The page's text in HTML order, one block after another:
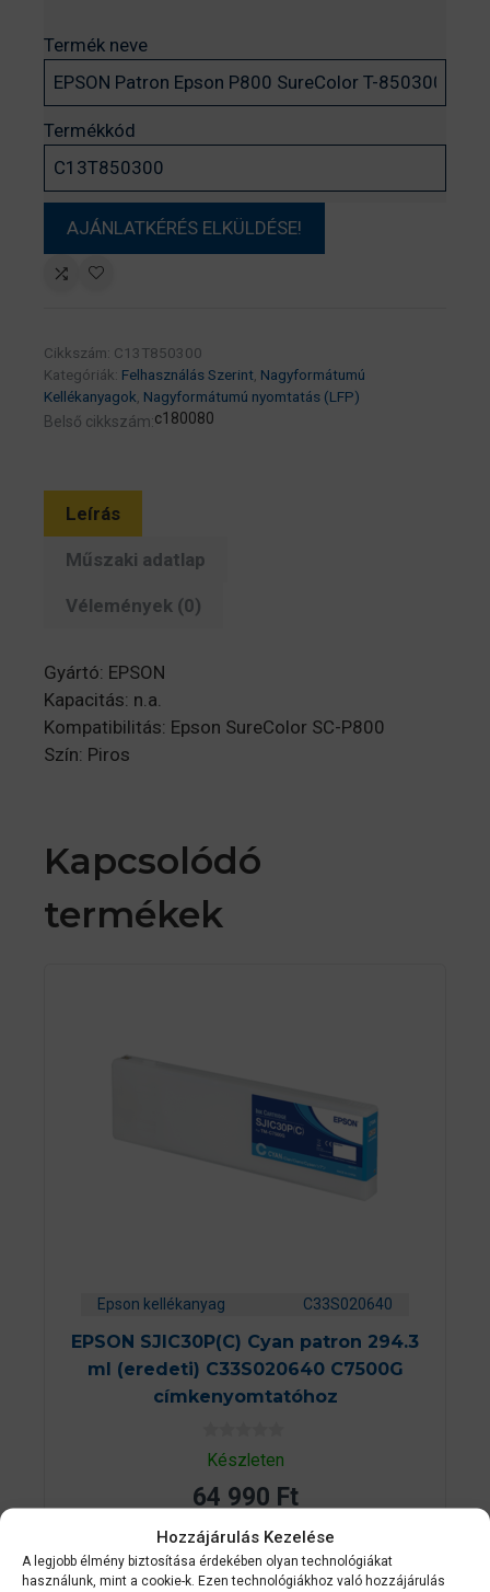
Hozzájárulás Kezelése
A legjobb élmény biztosítása érdekében olyan technológiákat
használunk, mint a cookie-k. Ezen technológiákhoz való hozzájárulás
Termék neve
Termékkód
Cikkszám: C13T850300
Kategóriák: Felhasználás Szerint, Nagyformátumú
Kellékanyagok, Nagyformátumú nyomtatás (LFP)
Belső cikkszám:c180080
Leírás
Műszaki adatlap
Vélemények (0)
Gyártó: EPSON
Kapacitás: n.a.
Kompatibilitás: Epson SureColor SC-P800
Szín: Piros
Kapcsolódó
termékek
Epson kellékanyag C33S020640
EPSON SJIC30P(C) Cyan patron 294.3
ml (eredeti) C33S020640 C7500G
címkenyomtatóhoz
0
a
5
-
b
ő
l
Készleten
64 990 Ft
KOSÁRBA TESZEM